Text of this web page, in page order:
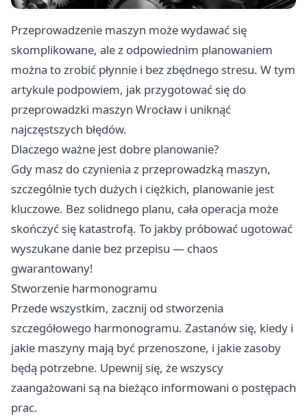
Przeprowadzenie maszyn może wydawać się
skomplikowane, ale z odpowiednim planowaniem
można to zrobić płynnie i bez zbędnego stresu. W tym
artykule podpowiem, jak przygotować się do
przeprowadzki maszyn Wrocław i uniknąć
najczęstszych błędów.
Dlaczego ważne jest dobre planowanie?
Gdy masz do czynienia z przeprowadzką maszyn,
szczególnie tych dużych i ciężkich, planowanie jest
kluczowe. Bez solidnego planu, cała operacja może
skończyć się katastrofą. To jakby próbować ugotować
wyszukane danie bez przepisu — chaos
gwarantowany!
Stworzenie harmonogramu
Przede wszystkim, zacznij od stworzenia
szczegółowego harmonogramu. Zastanów się, kiedy i
jakie maszyny mają być przenoszone, i jakie zasoby
będą potrzebne. Upewnij się, że wszyscy
zaangażowani są na bieżąco informowani o postępach
prac.